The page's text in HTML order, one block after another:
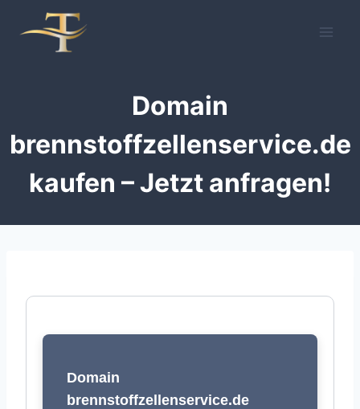
Inhalt
Domain
brennstoffzellenservice.de
kaufen – Jetzt anfragen!
Domain
brennstoffzellenservice.de